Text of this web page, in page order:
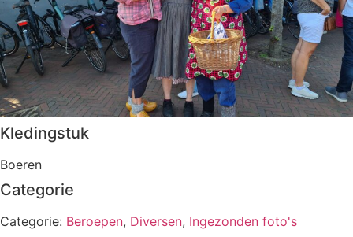
Kledingstuk
Boeren
Categorie
Categorie: Beroepen, Diversen, Ingezonden foto's